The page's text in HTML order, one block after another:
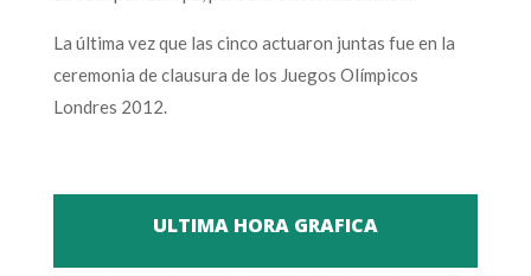
La última vez que las cinco actuaron juntas fue en la
ceremonia de clausura de los Juegos Olímpicos
Londres 2012.
ULTIMA HORA GRAFICA